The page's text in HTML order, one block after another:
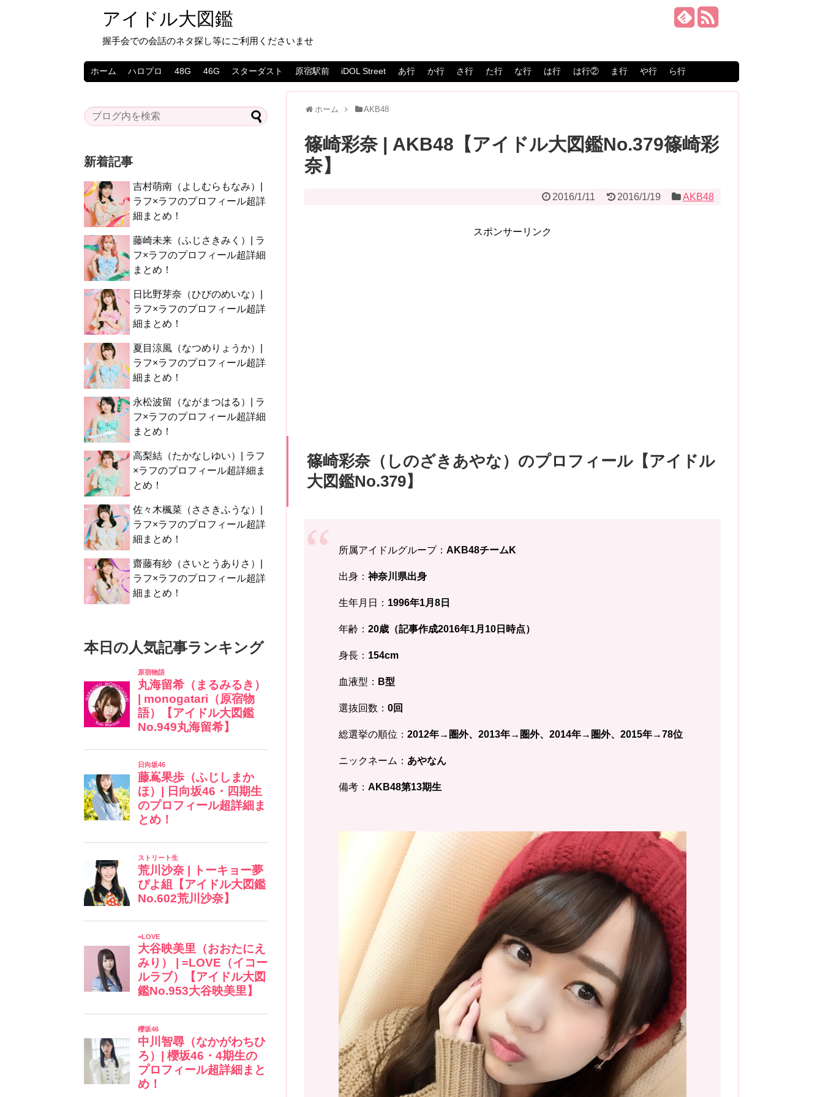
アイドル大図鑑
握手会での会話のネタ探し等にご利用くださいませ
ホーム ハロプロ 48G 46G スターダスト 原宿駅前 iDOL Street あ行 か行 さ行 た行 な行 は行 は行② ま行 や行 ら行
ホーム AKB48
篠崎彩奈 | AKB48【アイドル大図鑑No.379篠崎彩
奈】
2016/1/11 2016/1/19 AKB48
スポンサーリンク
篠崎彩奈（しのざきあやな）のプロフィール【アイドル
大図鑑No.379】
所属アイドルグループ： AKB48チームK
出身：神奈川県出身
生年月日： 1996年1月8 日
年齢： 20歳 （記事作成2016年1月10日時点）
身長： 154cm
血液型： B型
選抜回数： 0回
総選挙の順位： 2012年→圏外、2013年→圏外、2014年→圏外、2015年→78位
ニックネーム： あやなん
備考： AKB48第13期生
新着記事
吉村萌南（よしむらもなみ）|
ラフ×ラフのプロフィール超詳
細まとめ！
藤崎未来（ふじさきみく）| ラ
フ×ラフのプロフィール超詳細
まとめ！
日比野芽奈（ひびのめいな）|
ラフ×ラフのプロフィール超詳
細まとめ！
夏目涼風（なつめりょうか）|
ラフ×ラフのプロフィール超詳
細まとめ！
永松波留（ながまつはる）| ラ
フ×ラフのプロフィール超詳細
まとめ！
高梨結（たかなしゆい）| ラフ
×ラフのプロフィール超詳細ま
とめ！
佐々木楓菜（ささきふうな）|
ラフ×ラフのプロフィール超詳
細まとめ！
齋藤有紗（さいとうありさ）|
ラフ×ラフのプロフィール超詳
細まとめ！
本日の人気記事ランキング